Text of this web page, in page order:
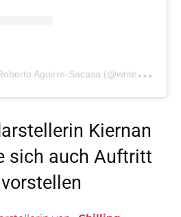
E
in Beitrag geteilt von Roberto Aguirre-Sacasa (@writerras)
Kiernan
sich auch Auftritt